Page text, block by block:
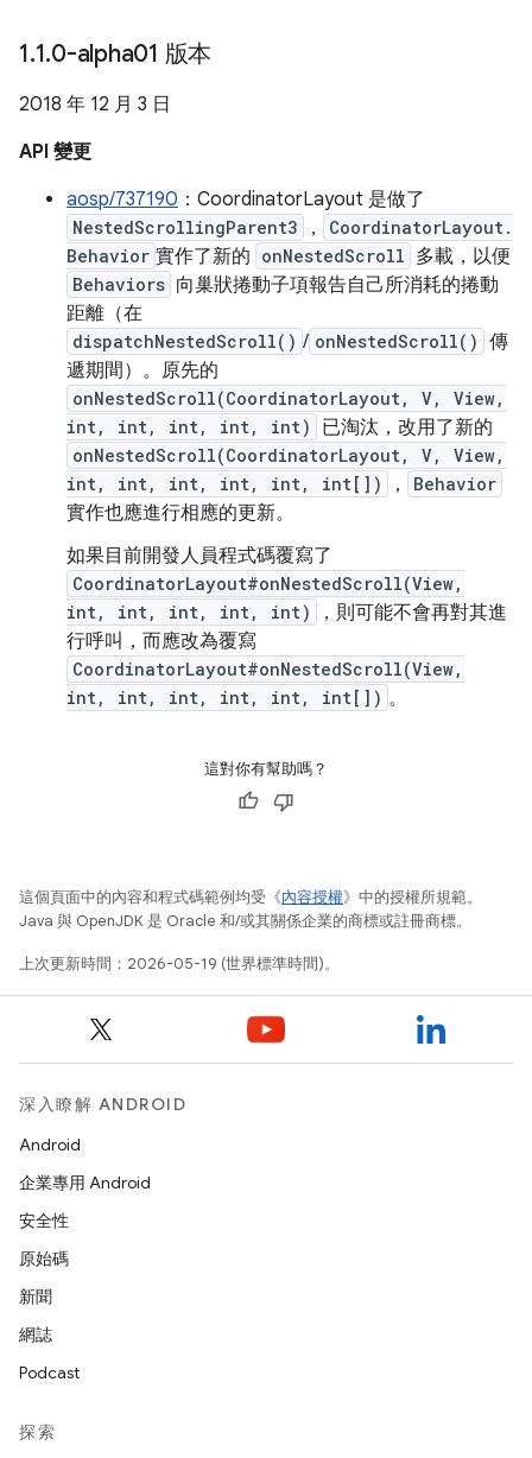
1.1.0-alpha01 版本
2018 年 12 月 3 日
API 變更
aosp/737190 ：CoordinatorLayout 是做了
NestedScrollingParent3 ，
CoordinatorLayout.
Behavior 實作了新的 onNestedScroll 多載，以便
Behaviors 向巢狀捲動子項報告自己所消耗的捲動
距離（在
dispatchNestedScroll() / onNestedScroll() 傳
遞期間）。原先的
onNestedScroll(CoordinatorLayout, V, View,
int, int, int, int, int)
已淘汰，改用了新的
onNestedScroll(CoordinatorLayout, V, View,
int, int, int, int, int, int[])
， Behavior
實作也應進行相應的更新。
如果目前開發人員程式碼覆寫了
CoordinatorLayout#onNestedScroll(View,
int, int, int, int, int)
，則可能不會再對其進
行呼叫，而應改為覆寫
CoordinatorLayout#onNestedScroll(View,
int, int, int, int, int, int[]) 。
這對你有幫助嗎？
這個頁面中的內容和程式碼範例均受《內容授權》中的授權所規範。
Java 與 OpenJDK 是 Oracle 和/或其關係企業的商標或註冊商標。
上次更新時間：2026-05-19 (世界標準時間)。
深入瞭解 ANDROID
Android
企業專用 Android
安全性
原始碼
新聞
網誌
Podcast
探索